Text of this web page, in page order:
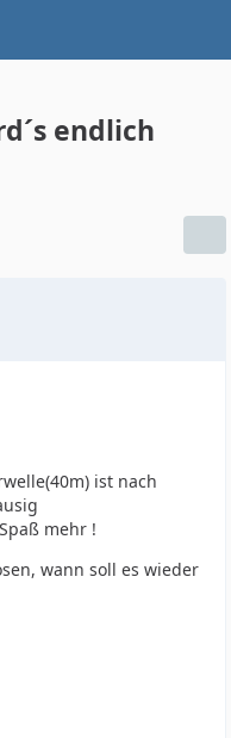
endlich
ist nach
mehr !
wann soll es wieder